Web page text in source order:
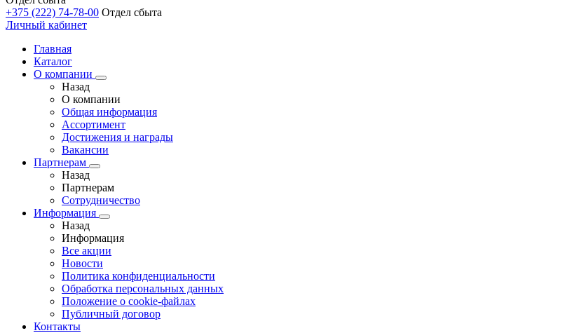
+375 (222) 74-78-00 Отдел сбыта
Личный кабинет
Главная
Каталог
О компании
Назад
О компании
Общая информация
Ассортимент
Достижения и награды
Вакансии
Партнерам
Назад
Партнерам
Сотрудничество
Информация
Назад
Информация
Все акции
Новости
Политика конфиденциальности
Обработка персональных данных
Положение о cookie-файлах
Публичный договор
Контакты